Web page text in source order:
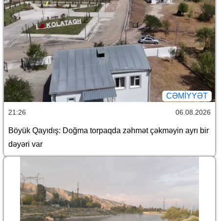
CƏMİYYƏT
21:26 06.08.2026
Böyük Qayıdış: Doğma torpaqda zəhmət çəkməyin ayrı bir
dəyəri var